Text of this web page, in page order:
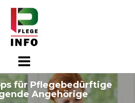
für Pflegebedürftige
Angehörige